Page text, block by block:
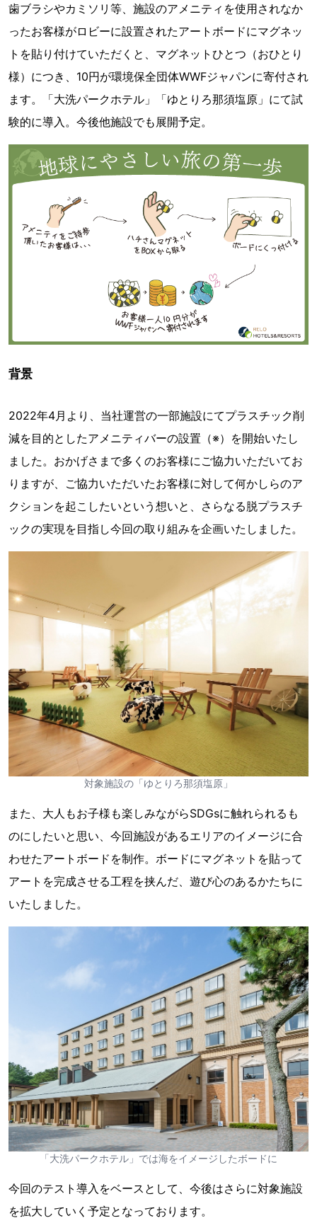
歯ブラシやカミソリ等、施設のアメニティを使用されなか
ったお客様がロビーに設置されたアートボードにマグネッ
トを貼り付けていただくと、マグネットひとつ（おひとり
様）につき、10円が環境保全団体WWFジャパンに寄付され
ます。「大洗パークホテル」「ゆとりろ那須塩原」にて試
験的に導入。今後他施設でも展開予定。
背景
2022年4月より、当社運営の一部施設にてプラスチック削
減を目的としたアメニティバーの設置（※）を開始いたし
ました。おかげさまで多くのお客様にご協力いただいてお
りますが、ご協力いただいたお客様に対して何かしらのア
クションを起こしたいという想いと、さらなる脱プラスチ
ックの実現を目指し今回の取り組みを企画いたしました。
対象施設の「ゆとりろ那須塩原」
また、大人もお子様も楽しみながらSDGsに触れられるも
のにしたいと思い、今回施設があるエリアのイメージに合
わせたアートボードを制作。ボードにマグネットを貼って
アートを完成させる工程を挟んだ、遊び心のあるかたちに
いたしました。
「大洗パークホテル」では海をイメージしたボードに
今回のテスト導入をベースとして、今後はさらに対象施設
を拡大していく予定となっております。